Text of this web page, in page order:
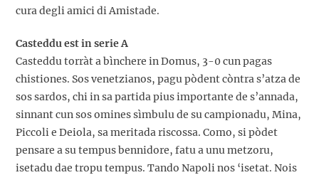
cura degli amici di Amistade.
Casteddu est in serie A
Casteddu torràt a bìnchere in Domus, 3-0 cun pagas
chistiones. Sos venetzianos, pagu pòdent còntra s’atza de
sos sardos, chi in sa partida pius importante de s’annada,
sinnant cun sos omines sìmbulu de su campionadu, Mina,
Piccoli e Deiola, sa meritada riscossa. Como, si pòdet
pensare a su tempus bennidore, fatu a unu metzoru,
isetadu dae tropu tempus. Tando Napoli nos ‘isetat. Nois